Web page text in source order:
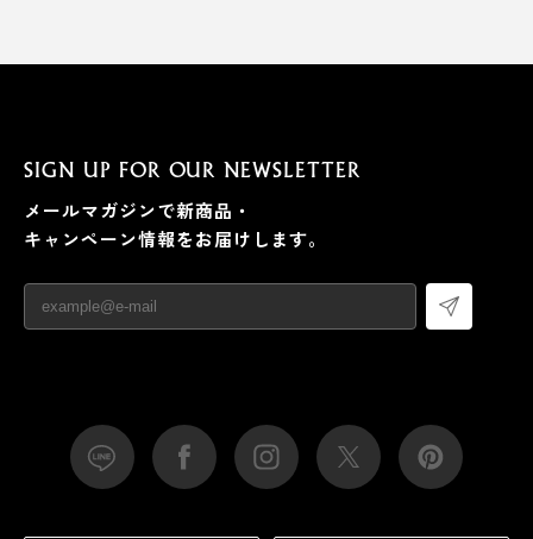
SIGN UP FOR OUR NEWSLETTER
メールマガジンで新商品・
キャンペーン情報をお届けします。